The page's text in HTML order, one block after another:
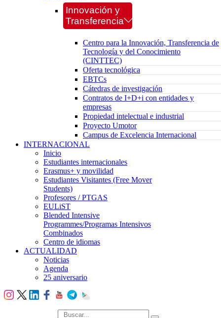
Innovación y
Transferencia
Centro para la Innovación, Transferencia de
Tecnología y del Conocimiento
(CINTTEC)
Oferta tecnológica
EBTCs
Cátedras de investigación
Contratos de I+D+i con entidades y
empresas
Propiedad intelectual e industrial
Proyecto Umotor
Campus de Excelencia Internacional
INTERNACIONAL
Inicio
Estudiantes internacionales
Erasmus+ y movilidad
Estudiantes Visitantes (Free Mover
Students)
Profesores / PTGAS
EULiST
Blended Intensive
Programmes/Programas Intensivos
Combinados
Centro de idiomas
ACTUALIDAD
Noticias
Agenda
25 aniversario
búsqueda